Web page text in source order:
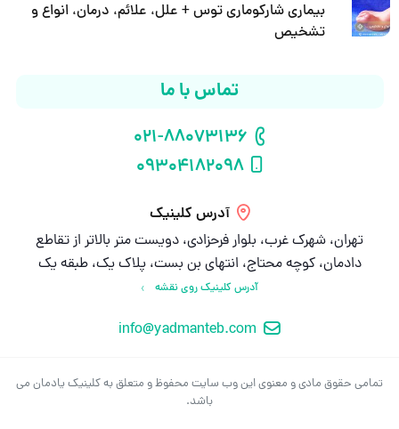
بیماری شارکوماری توس + علل، علائم، درمان، انواع و
تشخیص
تماس با ما
شماره تلفن
021-88073136
شماره موبایل
09304182098
آدرس کلینیک
تهران، شهرک غرب، بلوار فرحزادی، دویست متر بالاتر از تقاطع
دادمان، کوچه محتاج، انتهای بن بست، پلاک یک، طبقه یک
آدرس کلینیک روی نقشه
ایمیلinfo@yadmanteb.com
تمامی حقوق مادی و معنوی این وب سایت محفوظ و متعلق به کلینیک یادمان می
باشد.